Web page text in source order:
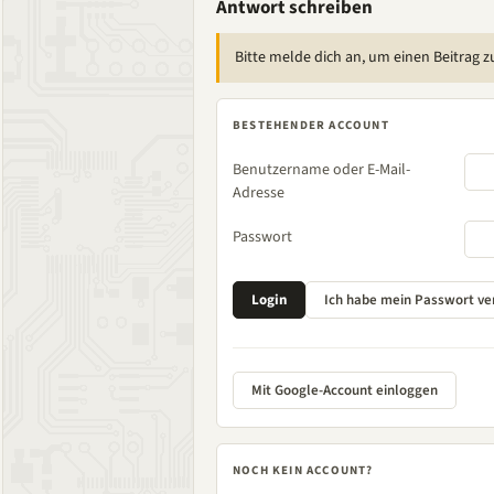
Antwort schreiben
Bitte melde dich an, um einen Beitrag
BESTEHENDER ACCOUNT
Benutzername oder E-Mail-
Adresse
Passwort
Mit Google-Account einloggen
NOCH KEIN ACCOUNT?